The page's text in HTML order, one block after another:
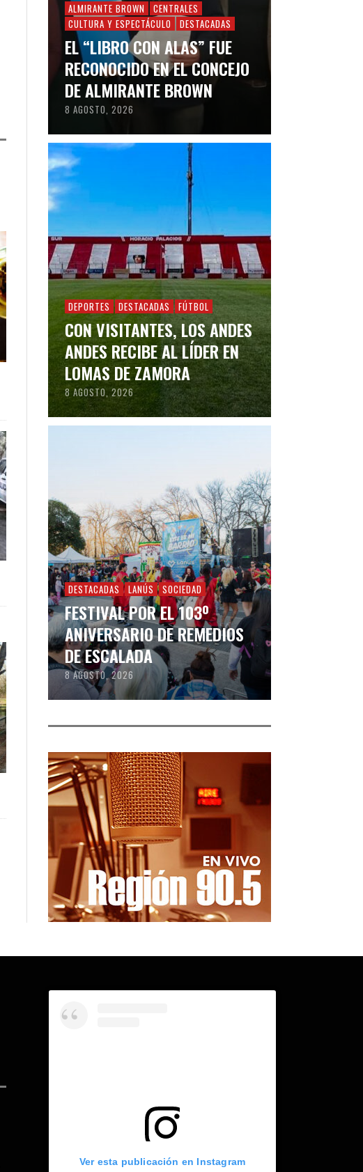
ALMIRANTE BROWN
CENTRALES
CULTURA Y ESPECTÁCULO
DESTACADAS
EL “LIBRO CON ALAS” FUE
RECONOCIDO EN EL CONCEJO
DE ALMIRANTE BROWN
8 AGOSTO, 2026
DEPORTES DESTACADAS FÚTBOL
CON VISITANTES, LOS ANDES
ANDES RECIBE AL LÍDER EN
LOMAS DE ZAMORA
8 AGOSTO, 2026
DESTACADAS LANÚS SOCIEDAD
FESTIVAL POR EL 103º
ANIVERSARIO DE REMEDIOS
DE ESCALADA
8 AGOSTO, 2026
Ver esta publicación en Instagram